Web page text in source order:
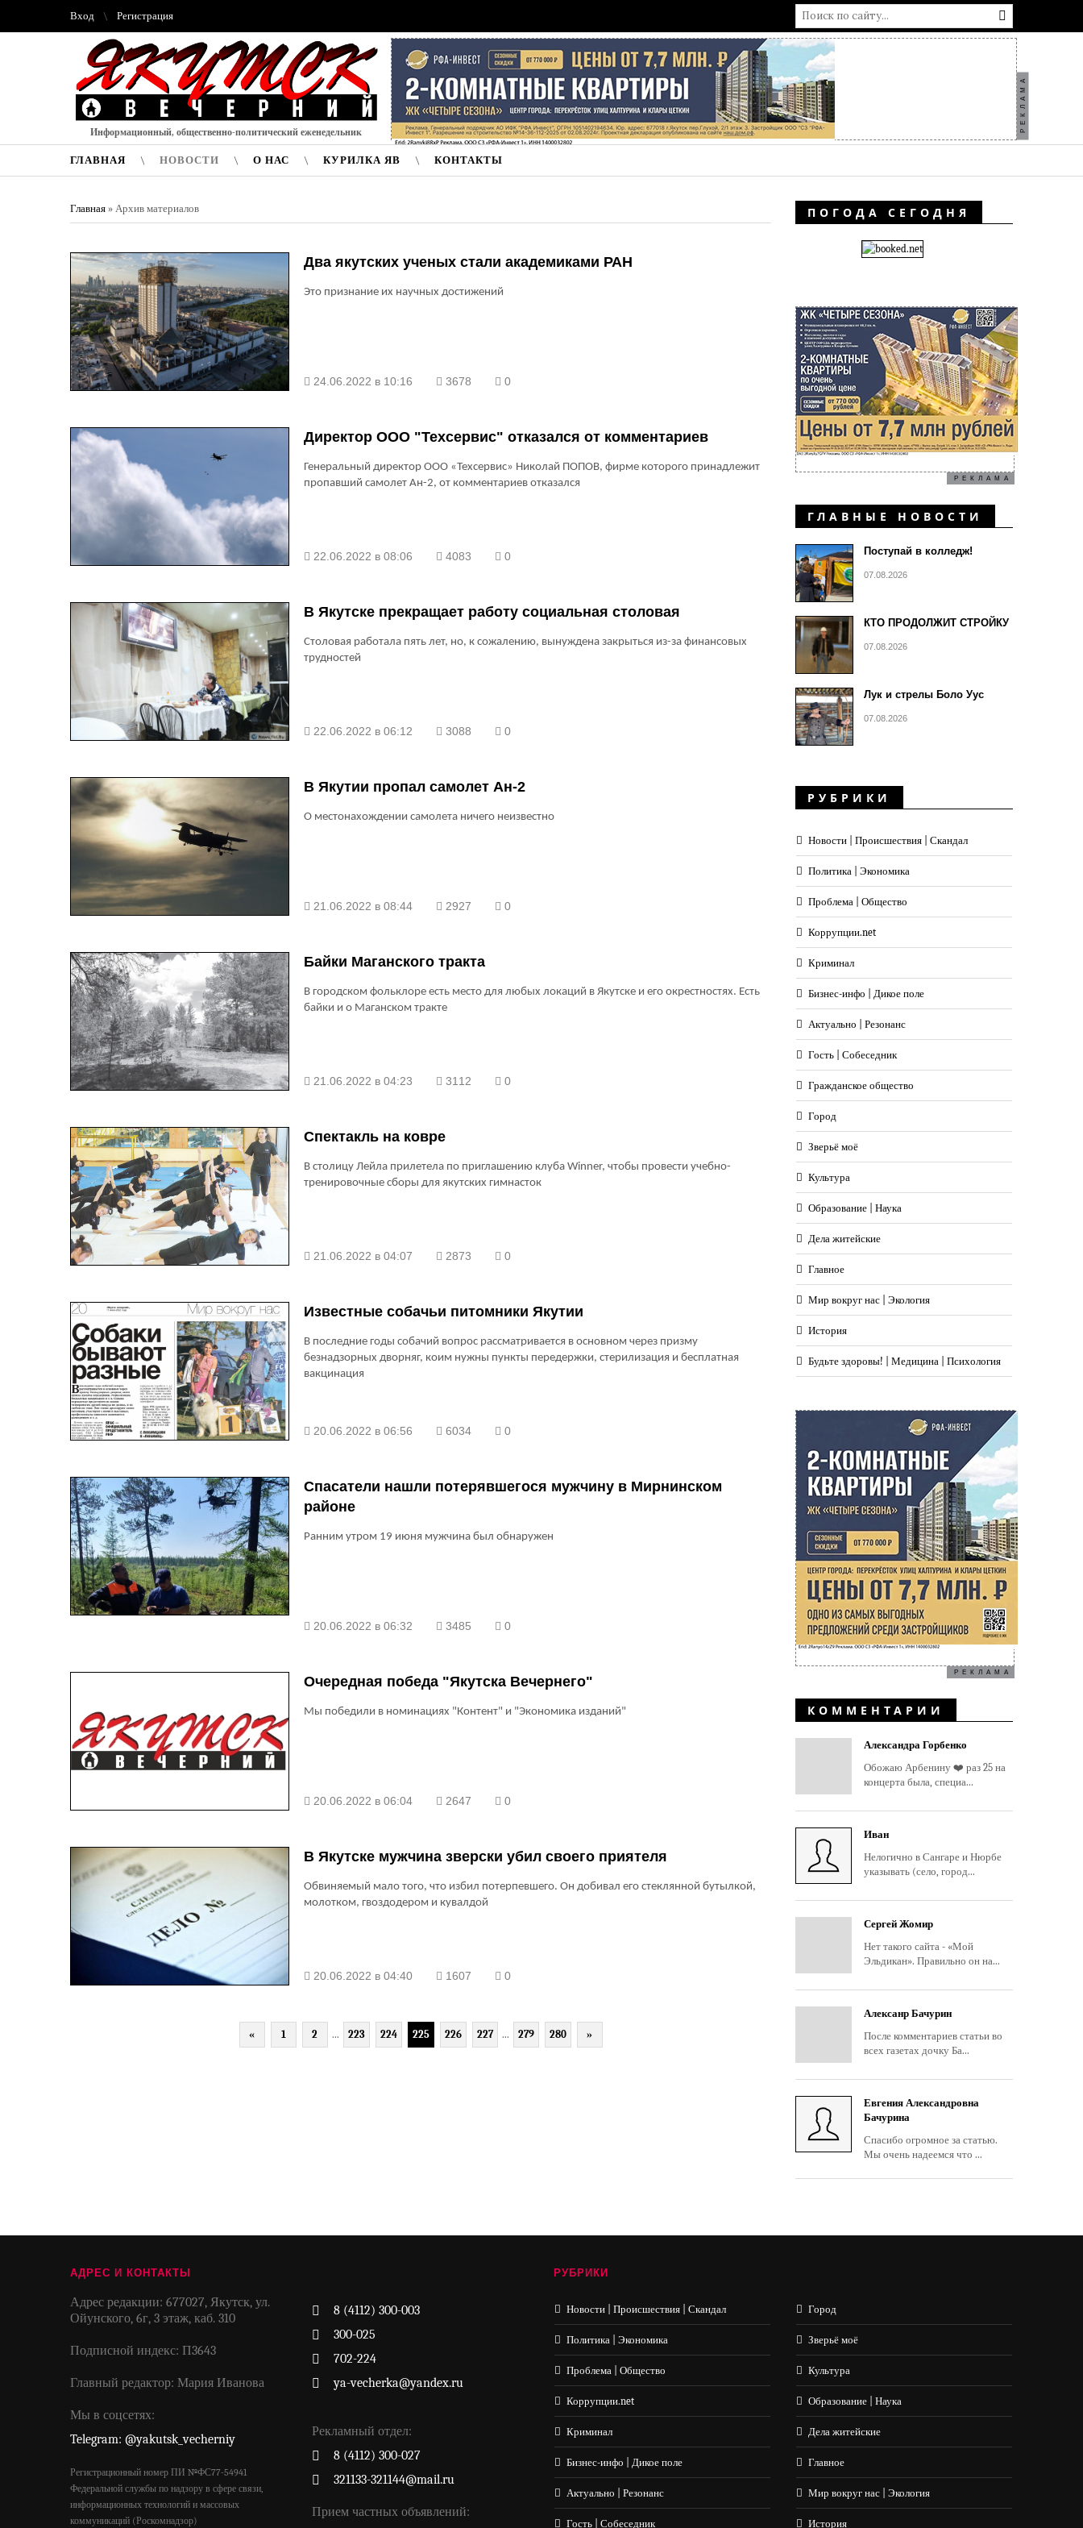
Вход Регистрация
Информационный, общественно-политический еженедельник РЕКЛАМА
ГЛАВНАЯ НОВОСТИ О НАС КУРИЛКА ЯВ КОНТАКТЫ
Главная » Архив материалов
Два якутских ученых стали академиками РАН
Это признание их научных достижений
24.06.2022 в 10:16 3678 0
Директор ООО "Техсервис" отказался от комментариев
Генеральный директор ООО «Техсервис» Николай ПОПОВ, фирме которого принадлежит
пропавший самолет Ан-2, от комментариев отказался
22.06.2022 в 08:06 4083 0
В Якутске прекращает работу социальная столовая
Столовая работала пять лет, но, к сожалению, вынуждена закрыться из-за финансовых
трудностей
22.06.2022 в 06:12 3088 0
В Якутии пропал самолет Ан-2
О местонахождении самолета ничего неизвестно
21.06.2022 в 08:44 2927 0
Байки Маганского тракта
В городском фольклоре есть место для любых локаций в Якутске и его окрестностях. Есть
байки и о Маганском тракте
21.06.2022 в 04:23 3112 0
Спектакль на ковре
В столицу Лейла прилетела по приглашению клуба Winner, чтобы провести учебно-
тренировочные сборы для якутских гимнасток
21.06.2022 в 04:07 2873 0
Известные собачьи питомники Якутии
В последние годы собачий вопрос рассматривается в основном через призму
безнадзорных дворняг, коим нужны пункты передержки, стерилизация и бесплатная
вакцинация
20.06.2022 в 06:56 6034 0
Спасатели нашли потерявшегося мужчину в Мирнинском
районе
Ранним утром 19 июня мужчина был обнаружен
20.06.2022 в 06:32 3485 0
Очередная победа "Якутска Вечернего"
Мы победили в номинациях "Контент" и "Экономика изданий"
20.06.2022 в 06:04 2647 0
В Якутске мужчина зверски убил своего приятеля
Обвиняемый мало того, что избил потерпевшего. Он добивал его стеклянной бутылкой,
молотком, гвоздодером и кувалдой
20.06.2022 в 04:40 1607 0
« 1 2 ... 223 224 225 226 227 ... 279 280 »
ПОГОДА СЕГОДНЯ
РЕКЛАМА
ГЛАВНЫЕ НОВОСТИ
Поступай в колледж!
07.08.2026
КТО ПРОДОЛЖИТ СТРОЙКУ
07.08.2026
Лук и стрелы Боло Уус
07.08.2026
РУБРИКИ
Новости | Происшествия | Скандал
Политика | Экономика
Проблема | Общество
Коррупции.net
Криминал
Бизнес-инфо | Дикое поле
Актуально | Резонанс
Гость | Собеседник
Гражданское общество
Город
Зверьё моё
Культура
Образование | Наука
Дела житейские
Главное
Мир вокруг нас | Экология
История
Будьте здоровы! | Медицина | Психология
РЕКЛАМА
КОММЕНТАРИИ
Александра Горбенко
Обожаю Арбенину ❤️ раз 25 на
концерта была, специа...
Иван
Нелогично в Сангаре и Нюрбе
указывать (село, город...
Сергей Жомир
Нет такого сайта - «Мой
Эльдикан». Правильно он на...
Алексанр Бачурин
После комментариев статьи во
всех газетах дочку Ба...
Евгения Александровна
Бачурина
Спасибо огромное за статью.
Мы очень надеемся что ...
АДРЕС И КОНТАКТЫ
Адрес редакции: 677027, Якутск, ул.
Ойунского, 6г, 3 этаж, каб. 310
Подписной индекс: П3643
Главный редактор: Мария Иванова
Мы в соцсетях:
Telegram: @yakutsk_vecherniy
Регистрационный номер ПИ №ФС77-54941
Федеральной службы по надзору в сфере связи,
информационных технологий и массовых
коммуникаций (Роскомнадзор)
8 (4112) 300-003
300-025
702-224
ya-vecherka@yandex.ru
Рекламный отдел:
8 (4112) 300-027
321133-321144@mail.ru
Прием частных объявлений:
РУБРИКИ
Новости | Происшествия | Скандал
Политика | Экономика
Проблема | Общество
Коррупции.net
Криминал
Бизнес-инфо | Дикое поле
Актуально | Резонанс
Гость | Собеседник
Город
Зверьё моё
Культура
Образование | Наука
Дела житейские
Главное
Мир вокруг нас | Экология
История